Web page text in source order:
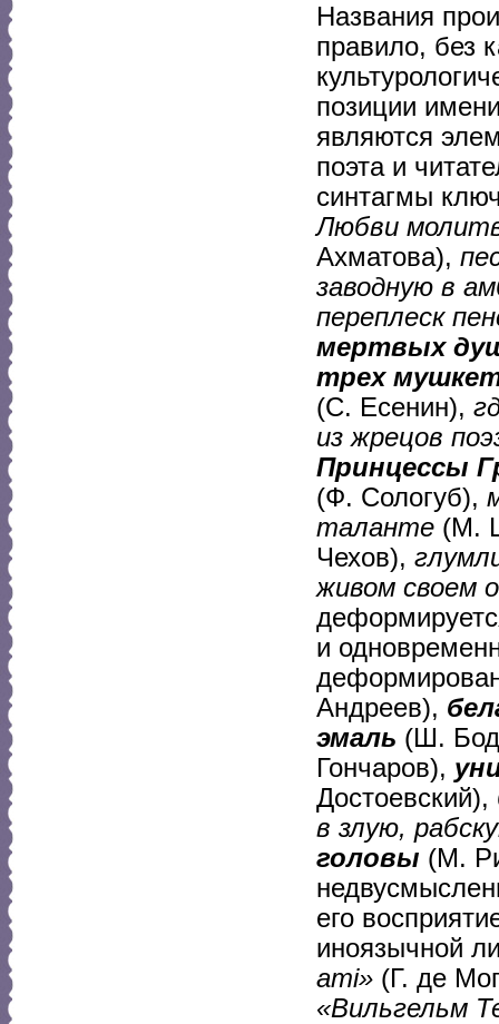
Названия
правило, без
позиции
являются
поэта и
синтагмы
Любви
Ахматова),
заводную в
переплеск
мертвых
трех
(С. Есенин),
из жрецов
Принцессы
(Ф. Сологуб),
таланте (М.
Чехов),
живом своем
и
Андреев),
эмаль (Ш.
Гончаров),
Достоевский),
в злую,
головы (М.
его
иноязычной
ami» (Г. де
«Вильгельм